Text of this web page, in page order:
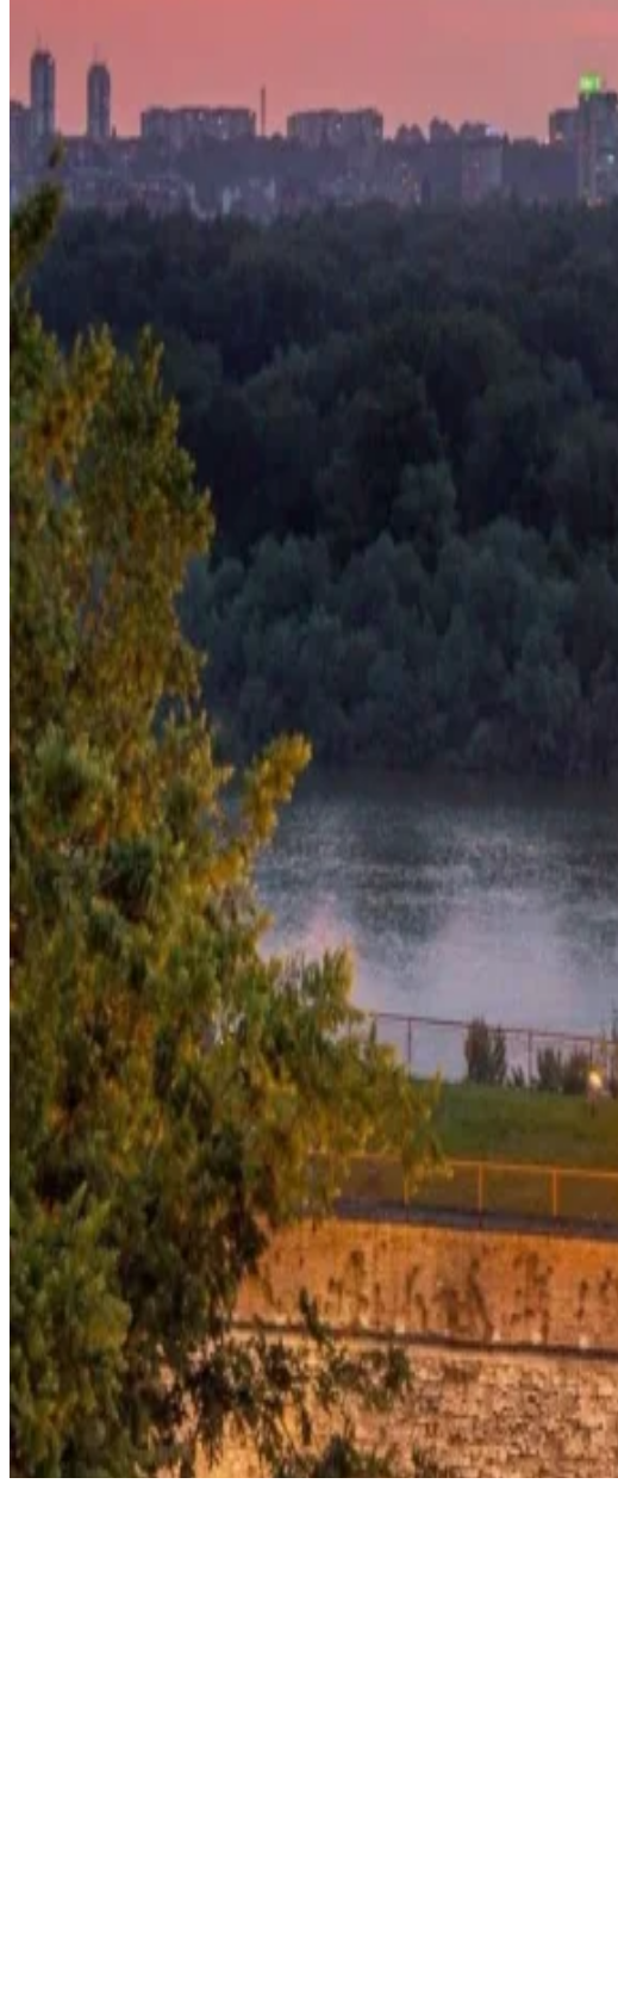
Mehr entdecken
Ein Spaziergang durch die Erinnerungen
Geschichten aus dem Bristol
Belgrad erkunden
Einzelhändler
Presse
Allgemein
Über uns
Karriere
Medien
Galerie
Kontaktieren Sie uns
Richtlinien & Sonstiges
FAQ
Fotoshooting-Richtlinie
E-Commerce-Bedingungen
Kleiderordnung
Informationen
Cookie-Einverständnis
Datenschutzrichtlinie
Allgemeine Geschäftsbedingungen
Urheberrecht © 2026, The Bristol Hotels & Resorts
Buchen Sie Ihren Aufenthalt